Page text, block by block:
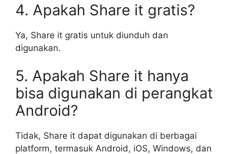
4. Apakah Share it gratis?
Ya, Share it gratis untuk diunduh dan
digunakan.
5. Apakah Share it hanya
bisa digunakan di perangkat
Android?
Tidak, Share it dapat digunakan di berbagai
platform, termasuk Android, iOS, Windows, dan